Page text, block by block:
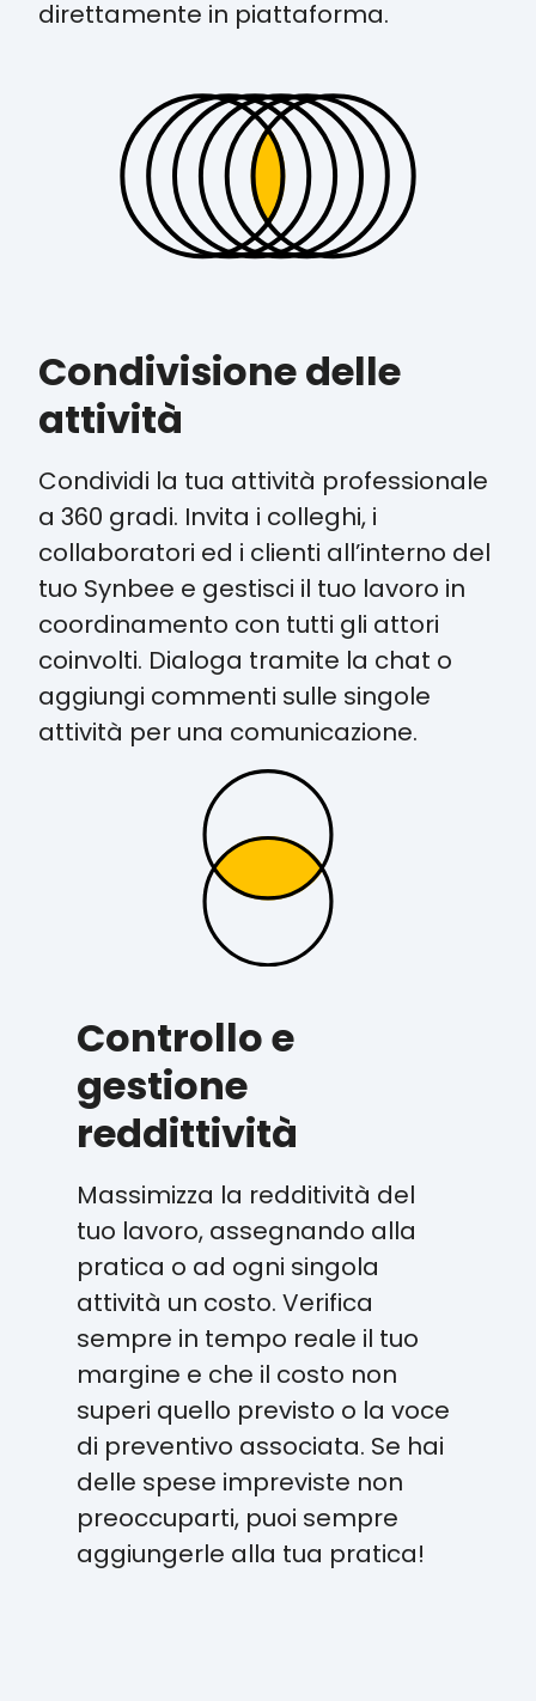
direttamente in piattaforma.
Condivisione delle
attività
Condividi la tua attività professionale
a 360 gradi. Invita i colleghi, i
collaboratori ed i clienti all’interno del
tuo Synbee e gestisci il tuo lavoro in
coordinamento con tutti gli attori
coinvolti. Dialoga tramite la chat o
aggiungi commenti sulle singole
attività per una comunicazione.
Controllo e
gestione
reddittività
Massimizza la redditività del
tuo lavoro, assegnando alla
pratica o ad ogni singola
attività un costo. Verifica
sempre in tempo reale il tuo
margine e che il costo non
superi quello previsto o la voce
di preventivo associata. Se hai
delle spese impreviste non
preoccuparti, puoi sempre
aggiungerle alla tua pratica!